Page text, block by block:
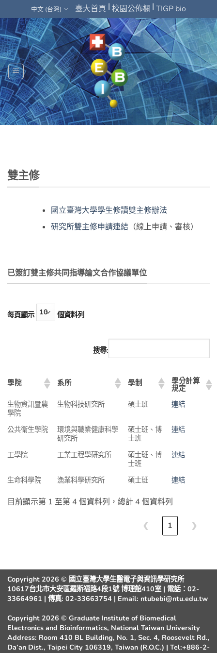
to
content
中文 (台灣) 臺大首頁 | 校園公佈欄 | TIGP bio
雙主修
國立臺灣大學學生修讀雙主修辦法
研究所雙主修申請連結（線上申請、審核）
已簽訂雙主修共同指導論文合作協議單位
每頁顯示 個資料列
搜尋:
學院 系所 學制 學分計算
規定
生物資訊暨農
學院
生物科技研究所 碩士班 連結
公共衛生學院
環境與職業健康科學
研究所
碩士班、博
士班
連結
工學院 工業工程學研究所
碩士班、博
士班
連結
生命科學院 漁業科學研究所 碩士班 連結
目前顯示第 1 至第 4 個資料列，總計 4 個資料列
❮ 1 ❯
Copyright 2026 © 國立臺灣大學生醫電子與資訊學研究所
10617台北市大安區羅斯福路4段1號 博理館410室 | 電話：02-
33664961 | 傳真: 02-33663754 | Email: ntubebi@ntu.edu.tw
Copyright 2026 © Graduate Institute of Biomedical
Electronics and Bioinformatics, National Taiwan University
Address: Room 410 BL Building, No. 1, Sec. 4, Roosevelt Rd.,
Da’an Dist., Taipei City 106319, Taiwan (R.O.C.) | Tel:+886-2-